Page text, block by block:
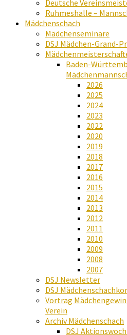
Deutsche
Ruhmeshalle –
Mädchenschach
Mädchenseminare
DSJ Mädchen-Grand-
Baden-
2026
2025
2024
2023
2022
2020
2019
2018
2017
2016
2015
2014
2013
2012
2011
2010
2009
2008
2007
DSJ Newsletter
DSJ
Vortrag
Verein
Archiv Mädchenschach
DSJ